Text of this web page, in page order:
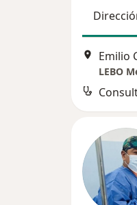
LEBO